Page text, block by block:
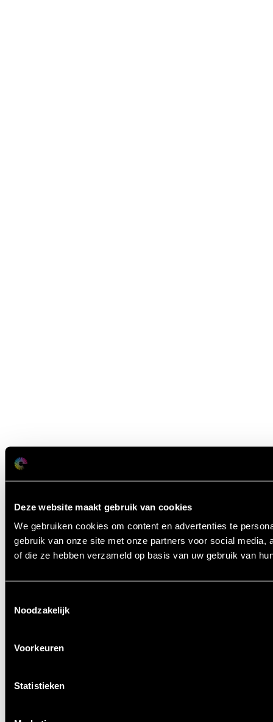
Deze website maakt gebruik van cookies
We gebruiken cookies om content en advertenties te
gebruik van onze site met onze partners voor social
of die ze hebben verzameld op basis van uw gebruik van
Noodzakelijk
Voorkeuren
Statistieken